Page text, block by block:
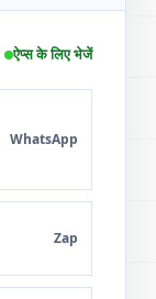
ऐप्स के लिए भेजें
WhatsApp
Zap